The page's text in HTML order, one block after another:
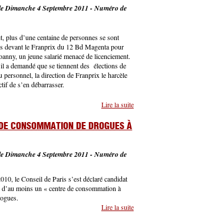
d’attribution et respect de la laïcité
Dimanche 4 Septembre 2011 -Numéro de
plus d’une centaine de personnes se sont
devant le Franprix du 12 Bd Magenta pour
un jeune salarié menacé de licenciement.
a demandé que se tiennent des élections de
personnel, la direction de Franprix le harcèle
de s’en débarrasser.
Lire la suite
CONSOMMATION DE DROGUES À
Dimanche 4 Septembre 2011 -Numéro de
le Conseil de Paris s’est déclaré candidat
moins un « centre de consommation à
Lire la suite